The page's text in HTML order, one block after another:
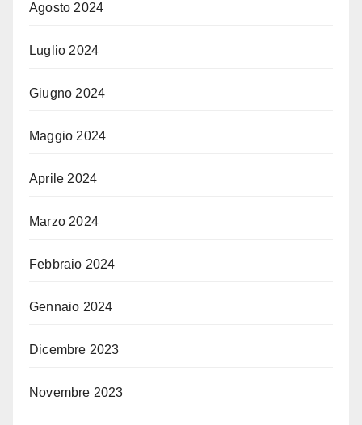
Agosto 2024
Luglio 2024
Giugno 2024
Maggio 2024
Aprile 2024
Marzo 2024
Febbraio 2024
Gennaio 2024
Dicembre 2023
Novembre 2023